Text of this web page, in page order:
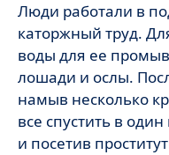
Люди работали в
каторжный труд.
воды для ее
лошади и ослы.
намыв несколько
все спустить в
и посетив